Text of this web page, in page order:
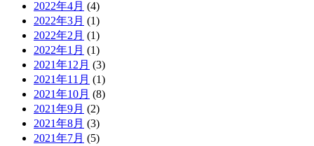
2022年4月 (4)
2022年3月 (1)
2022年2月 (1)
2022年1月 (1)
2021年12月 (3)
2021年11月 (1)
2021年10月 (8)
2021年9月 (2)
2021年8月 (3)
2021年7月 (5)